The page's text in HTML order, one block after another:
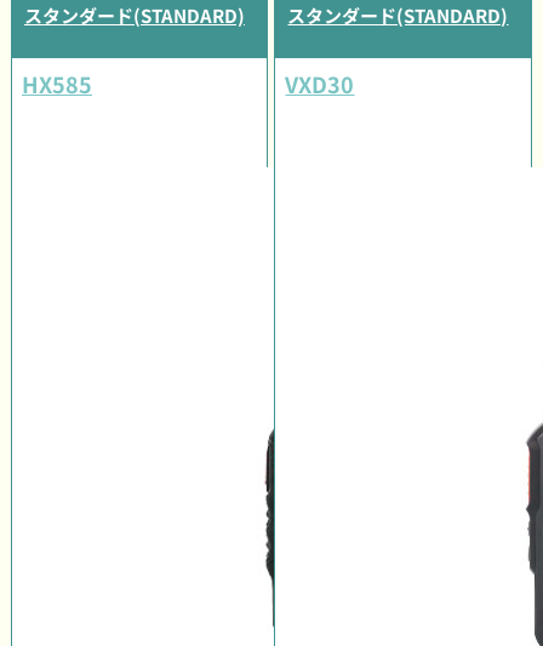
スタンダード(STANDARD)
HX585
スタンダード(STANDARD)
VXD30